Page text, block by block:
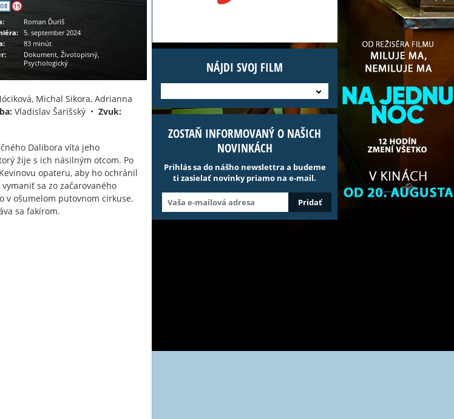
OR 15
Roman Ďuriš
5. september 2024
83 minút
Dokument, Životopisný,
Psychologický
Michal Sikora, Adrianna
Vladislav Šarišský • Zvuk:
Dalibora víta jeho
žije s ich násilným otcom. Po
opateru, aby ho ochránil
sa zo začarovaného
v ošumelom putovnom cirkuse.
sa fakírom.
NÁJDI SVOJ FILM
ZOSTAŇ INFORMOVANÝ O NAŠICH
NOVINKÁCH
Prihlás sa do nášho newslettra a budeme
ti zasielať novinky priamo na e-mail.